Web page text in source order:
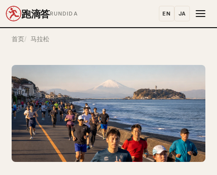
跑滴答RUNDIDA EN JA
首页 马拉松